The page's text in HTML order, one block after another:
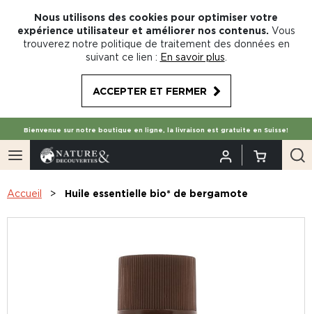
Nous utilisons des cookies pour optimiser votre
expérience utilisateur et améliorer nos contenus. Vous
trouverez notre politique de traitement des données en
suivant ce lien : En savoir plus
ACCEPTER ET FERMER
Bienvenue sur notre boutique en ligne, la livraison est gratuite en Suisse!
Accueil Huile essentielle bio* de bergamote